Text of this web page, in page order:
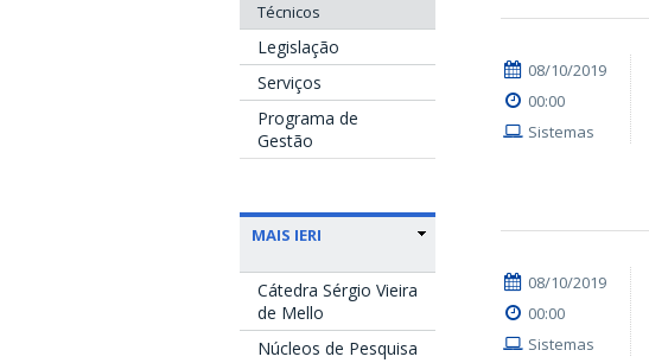
Técnicos
Legislação
Serviços
Programa de
Gestão
MAIS IERI
Cátedra Sérgio Vieira
de Mello
Núcleos de Pesquisa
08/10/2019
00:00
Sistemas
08/10/2019
00:00
Sistemas